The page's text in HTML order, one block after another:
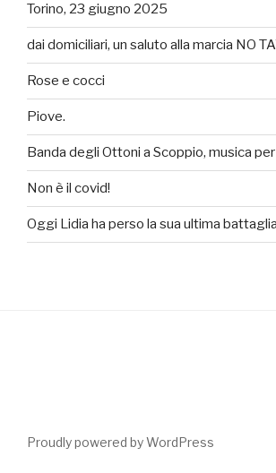
Torino, 23 giugno 2025
dai domiciliari, un saluto alla marcia NO
Rose e cocci
Piove.
Banda degli Ottoni a Scoppio, musica
Non è il covid!
Oggi Lidia ha perso la sua ultima
Proudly powered by WordPress